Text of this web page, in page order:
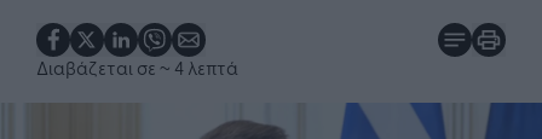
Διαβάζεται σε ~ 4 λεπτά